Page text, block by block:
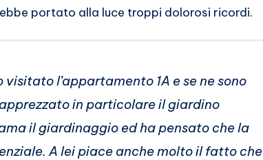
portato alla luce troppi dolorosi ricordi.
visitato l’appartamento 1A e se ne sono
in particolare il giardino
il giardinaggio ed ha pensato che la
A lei piace anche molto il fatto che